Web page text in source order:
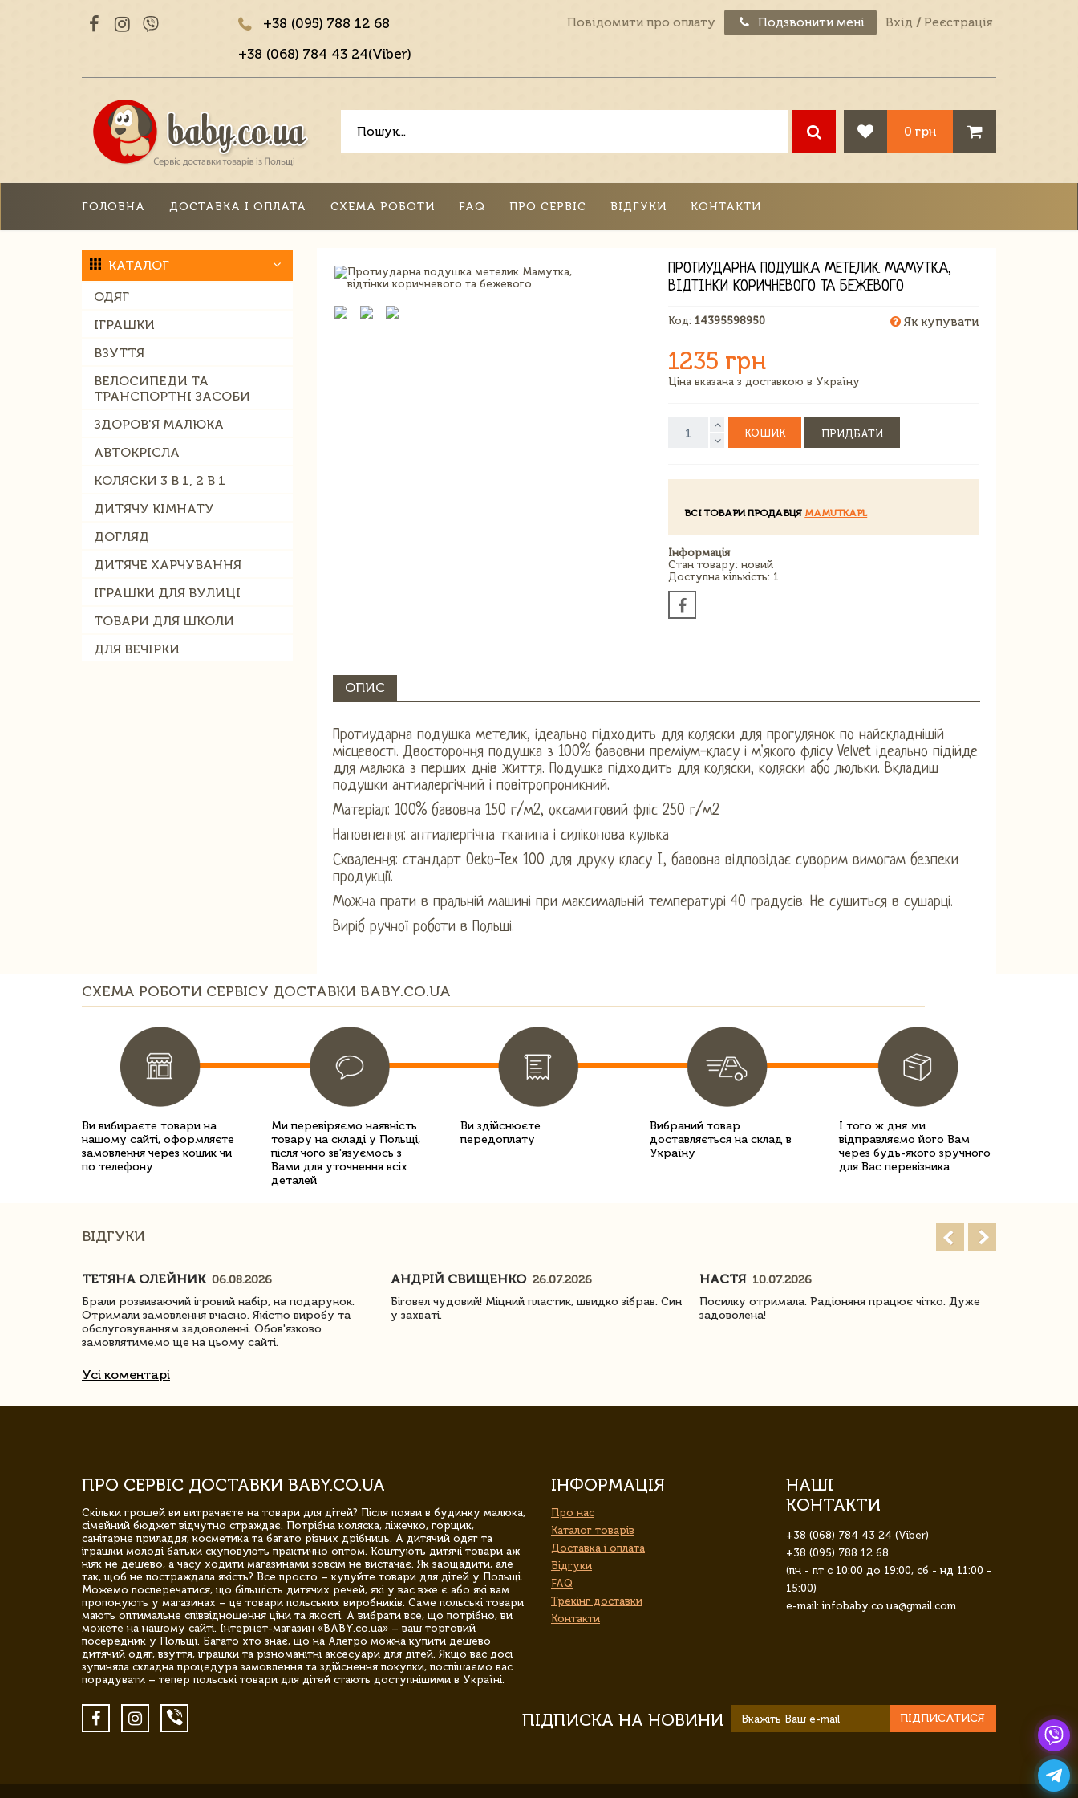
+38 (095) 788 12 68
+38 (068) 784 43 24(Viber)
Повідомити про оплату Подзвонити мені Вхід / Реєстрація
0 грн
ГОЛОВНА ДОСТАВКА І ОПЛАТА СХЕМА РОБОТИ FAQ ПРО СЕРВІС ВІДГУКИ КОНТАКТИ
КАТАЛОГ
ОДЯГ
ІГРАШКИ
ВЗУТТЯ
ВЕЛОСИПЕДИ ТА
ТРАНСПОРТНІ ЗАСОБИ
ЗДОРОВ'Я МАЛЮКА
АВТОКРІСЛА
КОЛЯСКИ 3 В 1, 2 В 1
ДИТЯЧУ КІМНАТУ
ДОГЛЯД
ДИТЯЧЕ ХАРЧУВАННЯ
ІГРАШКИ ДЛЯ ВУЛИЦІ
ТОВАРИ ДЛЯ ШКОЛИ
ДЛЯ ВЕЧІРКИ
ПРОТИУДАРНА ПОДУШКА МЕТЕЛИК МАМУТКА,
ВІДТІНКИ КОРИЧНЕВОГО ТА БЕЖЕВОГО
Код: 14395598950 Як купувати
1235 грн
Ціна вказана з доставкою в Україну
КОШИК ПРИДБАТИ
ВСІ ТОВАРИ ПРОДАВЦЯ MAMUTKAPL
Інформація
Стан товару: новий
Доступна кількість: 1
ОПИС
Протиударна подушка метелик, ідеально підходить для коляски для прогулянок по найскладнішій
місцевості. Двостороння подушка з 100% бавовни преміум-класу і м'якого флісу Velvet ідеально підійде
для малюка з перших днів життя. Подушка підходить для коляски, коляски або люльки. Вкладиш
подушки антиалергічний і повітропроникний.
Матеріал: 100% бавовна 150 г/м2, оксамитовий фліс 250 г/м2
Наповнення: антиалергічна тканина і силіконова кулька
Схвалення: стандарт Oeko-Tex 100 для друку класу I, бавовна відповідає суворим вимогам безпеки
продукції.
Можна прати в пральній машині при максимальній температурі 40 градусів. Не сушиться в сушарці.
Виріб ручної роботи в Польщі.
СХЕМА РОБОТИ СЕРВІСУ ДОСТАВКИ BABY.CO.UA
Ви вибираєте товари на
нашому сайті, оформляєте
замовлення через кошик чи
по телефону
Ми перевіряємо наявність
товару на складі у Польщі,
після чого зв'язуємось з
Вами для уточнення всіх
деталей
Ви здійснюєте
передоплату
Вибраний товар
доставляється на склад в
Україну
І того ж дня ми
відправляємо його Вам
через будь-якого зручного
для Вас перевізника
ВІДГУКИ
ТЕТЯНА ОЛЕЙНИК 06.08.2026
Брали розвиваючий ігровий набір, на подарунок.
Отримали замовлення вчасно. Якістю виробу та
обслуговуванням задоволенні. Обов'язково
замовлятимемо ще на цьому сайті.
АНДРІЙ СВИЩЕНКО 26.07.2026
Біговел чудовий! Міцний пластик, швидко зібрав. Син
у захваті.
НАСТЯ 10.07.2026
Посилку отримала. Радіоняня працює чітко. Дуже
задоволена!
Усі коментарі
ПРО СЕРВІС ДОСТАВКИ BABY.CO.UA
Скільки грошей ви витрачаєте на товари для дітей? Після появи в будинку малюка,
сімейний бюджет відчутно страждає. Потрібна коляска, ліжечко, горщик,
санітарне приладдя, косметика та багато різних дрібниць. А дитячий одяг та
іграшки молоді батьки скуповують практично оптом. Коштують дитячі товари аж
ніяк не дешево, а часу ходити магазинами зовсім не вистачає. Як заощадити, але
так, щоб не постраждала якість? Все просто – купуйте товари для дітей у Польщі.
Можемо посперечатися, що більшість дитячих речей, які у вас вже є або які вам
пропонують у магазинах – це товари польських виробників. Саме польські товари
мають оптимальне співвідношення ціни та якості. А вибрати все, що потрібно, ви
можете на нашому сайті. Інтернет-магазин «BABY.co.ua» – ваш торговий
посередник у Польщі. Багато хто знає, що на Алегро можна купити дешево
дитячий одяг, взуття, іграшки та різноманітні аксесуари для дітей. Якщо вас досі
зупиняла складна процедура замовлення та здійснення покупки, поспішаємо вас
порадувати – тепер польські товари для дітей стають доступнішими в Україні.
ІНФОРМАЦІЯ
Про нас
Каталог товарів
Доставка і оплата
Відгуки
FAQ
Трекінг доставки
Контакти
НАШІ
КОНТАКТИ
+38 (068) 784 43 24 (Viber)
+38 (095) 788 12 68
(пн - пт с 10:00 до 19:00, сб - нд 11:00 -
15:00)
e-mail: infobaby.co.ua@gmail.com
ПІДПИСКА НА НОВИНИ ПІДПИСАТИСЯ